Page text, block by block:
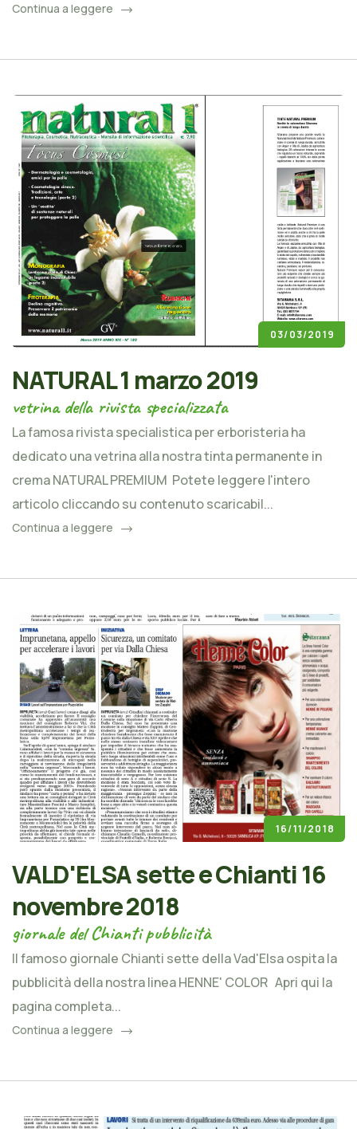
Continua a leggere
03/03/2019
NATURAL 1 marzo 2019
vetrina della rivista specializzata
La famosa rivista specialistica per erboristeria ha
dedicato una vetrina alla nostra tinta permanente in
crema NATURAL PREMIUM Potete leggere l'intero
articolo cliccando su contenuto scaricabil...
Continua a leggere
16/11/2018
VALD'ELSA sette e Chianti 16
novembre 2018
giornale del Chianti pubblicità
Il famoso giornale Chianti sette della Vad'Elsa ospita la
pubblicità della nostra linea HENNE' COLOR Apri qui la
pagina completa...
Continua a leggere